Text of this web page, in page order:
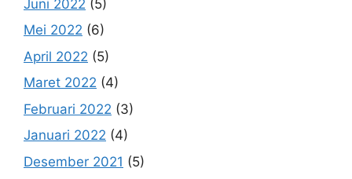
Juni 2022 (5)
Mei 2022 (6)
April 2022 (5)
Maret 2022 (4)
Februari 2022 (3)
Januari 2022 (4)
Desember 2021 (5)